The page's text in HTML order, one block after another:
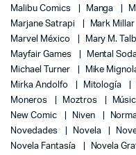
Malibu Comics
Manga
Marjane Satrapi
Mark Millar
Marvel México
Mary M.
Mayfair Games
Mental
Michael Turner
Mike
Mirka Andolfo
Mitología
Moneros
Moztros
New Comic
Niven
Novedades
Novela
Novela Fantasía
Novela